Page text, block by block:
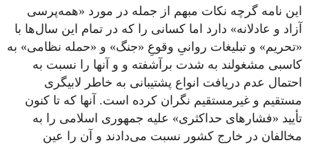
این نامه گرچه نکات مبهم از جمله در مورد «همه‌پرسی
آزاد و عادلانه» دارد اما کسانی را که در تمام این سال‌ها با
«تحریم» و تبلیغات روانیِ وقوعِ «جنگ» و «حمله نظامی» به
کاسبی مشغولند به شدت برآشفته و و آنها را نسبت به
احتمال عدم دریافت انواع پشتیبانی به خاطر لابیگری
مستقیم و غیرمستقیم نگران کرده است. آنها که تا کنون
تأیید «فشارهای حداکثری» علیه جمهوری اسلامی را به
مخالفان در خارج کشور نسبت می‌دادند و آن را عین